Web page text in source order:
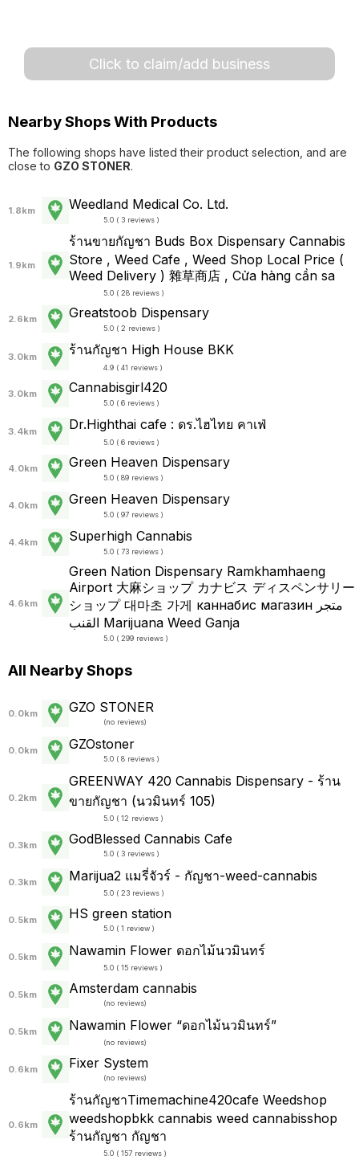
Click to claim/add business
Nearby Shops With Products
The following shops have listed their product selection, and are
close to GZO STONER.
1.8km Weedland Medical Co. Ltd.
5.0 ( 3 reviews )
1.9km
ร้านขายกัญชา Buds Box Dispensary Cannabis
Store , Weed Cafe , Weed Shop Local Price (
Weed Delivery ) 雜草商店 , Cửa hàng cần sa
5.0 ( 28 reviews )
2.6km Greatstoob Dispensary
5.0 ( 2 reviews )
3.0km ร้านกัญชา High House BKK
4.9 ( 41 reviews )
3.0km Cannabisgirl420
5.0 ( 6 reviews )
3.4km Dr.Highthai cafe : ดร.ไฮไทย คาเฟ่
5.0 ( 6 reviews )
4.0km Green Heaven Dispensary
5.0 ( 89 reviews )
4.0km Green Heaven Dispensary
5.0 ( 97 reviews )
4.4km Superhigh Cannabis
5.0 ( 73 reviews )
4.6km
Green Nation Dispensary Ramkhamhaeng
Airport 大麻ショップ カナビス ディスペンサリー
ショップ 대마초 가게 каннабис магазин متجر
القنب Marijuana Weed Ganja
5.0 ( 299 reviews )
All Nearby Shops
0.0km GZO STONER
(no reviews)
0.0km GZOstoner
5.0 ( 8 reviews )
0.2km
GREENWAY 420 Cannabis Dispensary - ร้าน
ขายกัญชา (นวมินทร์ 105)
5.0 ( 12 reviews )
0.3km GodBlessed Cannabis Cafe
5.0 ( 3 reviews )
0.3km Marijua2 แมรี่จัวร์ - กัญชา-weed-cannabis
5.0 ( 23 reviews )
0.5km HS green station
5.0 ( 1 review )
0.5km Nawamin Flower ดอกไม้นวมินทร์
5.0 ( 15 reviews )
0.5km Amsterdam cannabis
(no reviews)
0.5km Nawamin Flower “ดอกไม้นวมินทร์”
(no reviews)
0.6km Fixer System
(no reviews)
0.6km
ร้านกัญชาTimemachine420cafe Weedshop
weedshopbkk cannabis weed cannabisshop
ร้านกัญชา กัญชา
5.0 ( 157 reviews )